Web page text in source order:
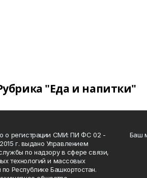
"Еда и напитки"
о регистрации СМИ: ПИ ФС 02 -
г. выдано Управлением
по надзору в сфере связи,
технологий и массовых
Республике Башкортостан.
Баш